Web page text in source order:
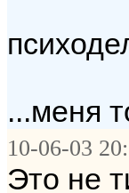
...меня
10-06-03
Это не